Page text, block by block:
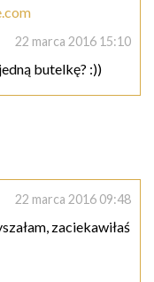
22 marca 2016 15:10
butelkę? :))
22 marca 2016 09:48
zaciekawiłaś